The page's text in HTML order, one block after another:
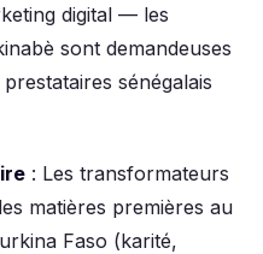
digital — les
sont demandeuses
sénégalais
: Les transformateurs
matières premières au
Faso (karité,